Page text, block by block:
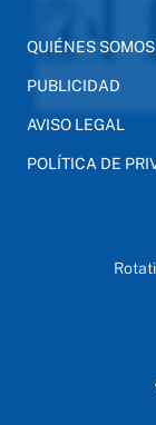
QUIÉNES SOMOS
PUBLICIDAD
AVISO LEGAL
POLÍTICA DE